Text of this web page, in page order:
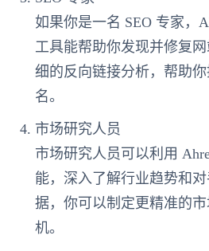
如果你是一名 SEO 专家，
工具能帮助你发现并修复
细的反向链接分析，帮助
名。
市场研究人员
市场研究人员可以利用
能，深入了解行业趋势和
据，你可以制定更精准的
机。